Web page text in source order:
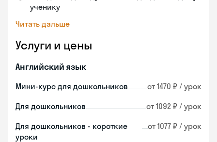
ученику
Читать дальше
Услуги и цены
Английский язык
Мини-курс для дошкольников от 1470 ₽ / урок
Для дошкольников от 1092 ₽ / урок
Для дошкольников - короткие
уроки
от 1077 ₽ / урок